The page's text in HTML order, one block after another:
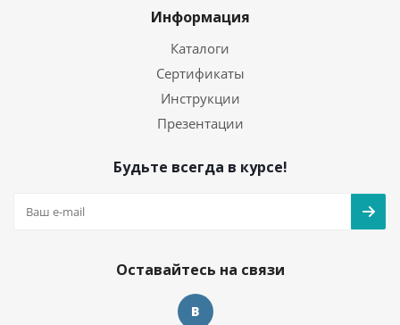
Информация
Каталоги
Сертификаты
Инструкции
Презентации
Будьте всегда в курсе!
Оставайтесь на связи